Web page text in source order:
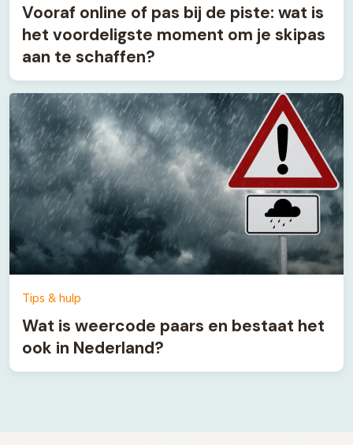
Vooraf online of pas bij de piste: wat is
het voordeligste moment om je skipas
aan te schaffen?
Tips & hulp
Wat is weercode paars en bestaat het
ook in Nederland?